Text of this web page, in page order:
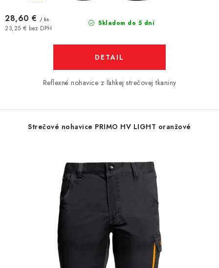
Skladom do 5 dní
23,25 € bez DPH
28,60 € / ks
DETAIL
Reflexné nohavice z ľahkej strečovej tkaniny
Strečové nohavice PRIMO HV LIGHT oranžové